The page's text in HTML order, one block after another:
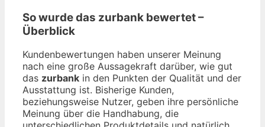
So wurde das zurbank bewertet –
Überblick
Kundenbewertungen haben unserer Meinung
nach eine große Aussagekraft darüber, wie gut
das zurbank in den Punkten der Qualität und der
Ausstattung ist. Bisherige Kunden,
beziehungsweise Nutzer, geben ihre persönliche
Meinung über die Handhabung, die